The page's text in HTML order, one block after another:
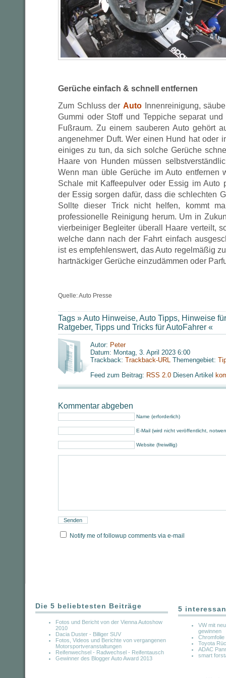
Gerüche einfach & schnell entfernen
Zum Schluss der Auto Innenreinigung,
Gummi oder Stoff und Teppiche separat
Fußraum. Zu einem sauberen Auto gehört
angenehmer Duft. Wer einen Hund hat oder
einiges zu tun, da sich solche Gerüche
Haare von Hunden müssen
Wenn man üble Gerüche im Auto entfernen
Schale mit Kaffeepulver oder Essig im Auto
der Essig sorgen dafür, dass die schlechten
Sollte dieser Trick nicht helfen, kommt
professionelle Reinigung herum. Um in
vierbeiniger Begleiter überall Haare verteilt,
welche dann nach der Fahrt einfach
ist es empfehlenswert, das Auto regelmäßig
hartnäckiger Gerüche einzudämmen oder
Quelle: Auto Presse
Tags »Auto Hinweise, Auto Tipps, Hinweise
Ratgeber, Tipps und Tricks für AutoFahrer «
Autor: Peter
Datum: Montag, 3. April 2023 6:00
Trackback: Trackback-URL Themengebiet:
Feed zum Beitrag: RSS 2.0 Diesen Artikel
Kommentar abgeben
Name (erforderlich)
E-Mail (wird nicht veröffentlicht,
Website (freiwillig)
Notify me of followup comments via e-mail
Die 5 beliebtesten Beiträge
Fotos und Bericht von der Vienna Autoshow
2010
Dacia Duster - Billiger SUV
Fotos, Videos und Berichte von vergangenen
Motorsportveranstaltungen
Reifenwechsel - Radwechsel - Reifentausch
Gewinner des Blogger Auto Award 2013
5
VW mit
gewinnen
Chromfolie
Toyota
ADAC
smart